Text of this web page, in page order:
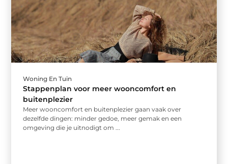
Woning En Tuin
Stappenplan voor meer wooncomfort en
buitenplezier
Meer wooncomfort en buitenplezier gaan vaak over
dezelfde dingen: minder gedoe, meer gemak en een
omgeving die je uitnodigt om ...